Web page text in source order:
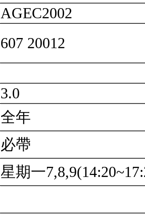
AGEC2002
607 20012
3.0
全年
必帶
星期一